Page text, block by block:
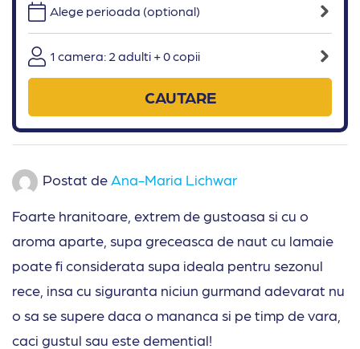
Alege perioada (optional)
1 camera: 2 adulti + 0 copii
CAUTARE
Postat de Ana-Maria Lichwar
Foarte hranitoare, extrem de gustoasa si cu o
aroma aparte, supa greceasca de naut cu lamaie
poate fi considerata supa ideala pentru sezonul
rece, insa cu siguranta niciun gurmand adevarat nu
o sa se supere daca o mananca si pe timp de vara,
caci gustul sau este demential!